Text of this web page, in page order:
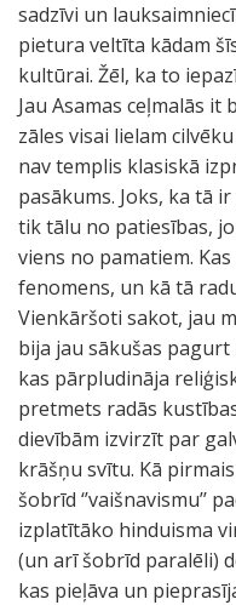
sadzīvi un
pietura veltīta kādam
kultūrai. Žēl, ka to
Jau Asamas ceļmalās
zāles visai lielam
nav templis klasiskā
pasākums. Joks, ka tā
tik tālu no patiesības,
viens no pamatiem.
fenomens, un kā tā
Vienkāršoti sakot, jau
bija jau sākušas
kas pārpludināja
pretmets radās
dievībām izvirzīt par
krāšņu svītu. Kā
šobrīd ‘’vaišnavismu’’
izplatītāko hinduisma
(un arī šobrīd paralēli)
kas pieļāva un